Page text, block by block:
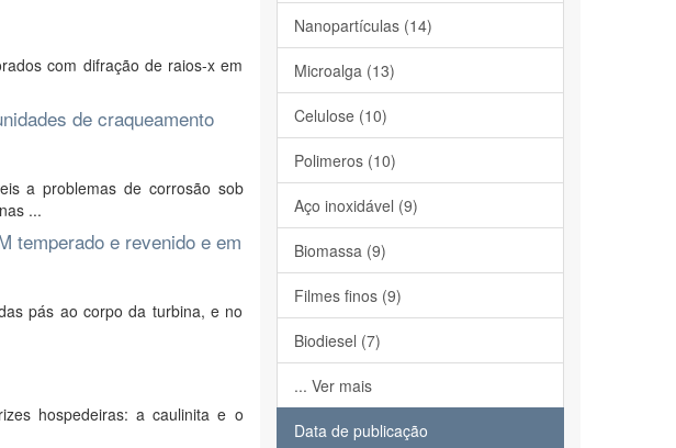
com difração de raios-x em
de craqueamento
a problemas de corrosão sob
...
temperado e revenido e em
pás ao corpo da turbina, e no
hospedeiras: a caulinita e o
Nanopartículas (14)
Microalga (13)
Celulose (10)
Polimeros (10)
Aço inoxidável (9)
Biomassa (9)
Filmes finos (9)
Biodiesel (7)
... Ver mais
Data de publicação